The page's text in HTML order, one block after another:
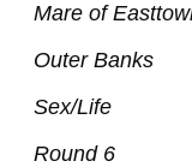
Mare of
Outer Banks
Sex/Life
Round 6